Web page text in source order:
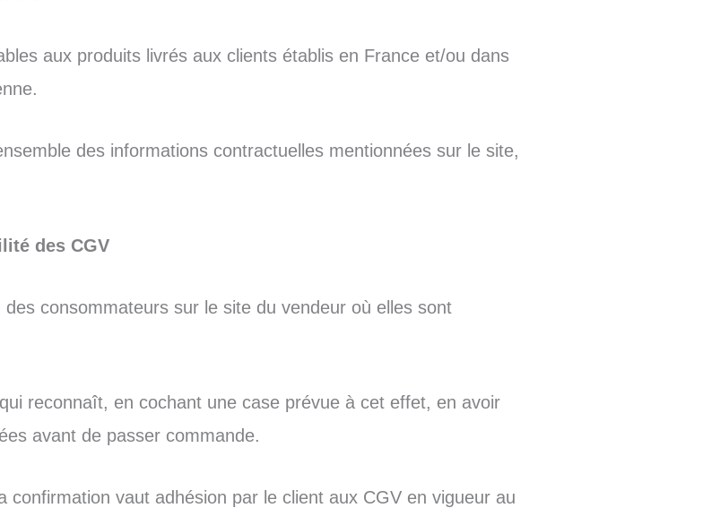
aux produits livrés aux clients établis en France et/ou dans
des informations contractuelles mentionnées sur le site,
des CGV
consommateurs sur le site du vendeur où elles sont
reconnaît, en cochant une case prévue à cet effet, en avoir
avant de passer commande.
confirmation vaut adhésion par le client aux CGV en vigueur au